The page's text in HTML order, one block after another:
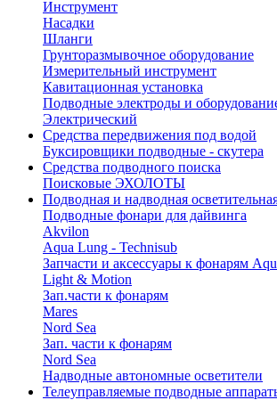
Инструмент
Насадки
Шланги
Грунторазмывочное оборудование
Измерительный инструмент
Кавитационная установка
Подводные электроды и
Электрический
Средства передвижения под водой
Буксировщики подводные - скутера
Средства подводного поиска
Поисковые ЭХОЛОТЫ
Подводная и надводная
Подводные фонари для дайвинга
Akvilon
Aqua Lung - Technisub
Запчасти и аксессуары к фонарям
Light & Motion
Зап.части к фонарям
Mares
Nord Sea
Зап. части к фонарям
Nord Sea
Надводные автономные осветители
Телеуправляемые подводные